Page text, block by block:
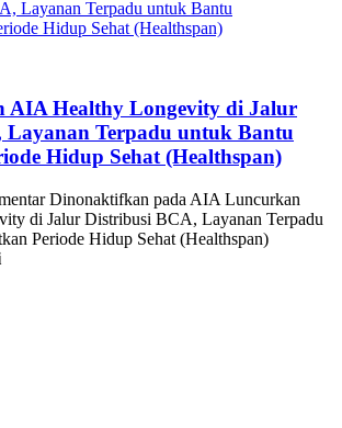
AIA Healthy Longevity di Jalur
Layanan Terpadu untuk Bantu
Hidup Sehat (Healthspan)
Dinonaktifkan pada AIA Luncurkan
di Jalur Distribusi BCA, Layanan Terpadu
Periode Hidup Sehat (Healthspan)